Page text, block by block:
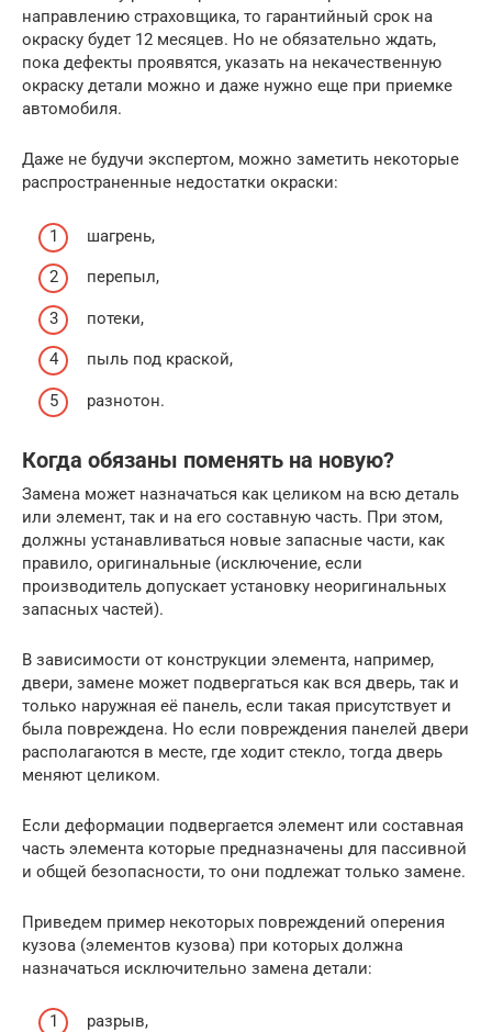
направлению страховщика, то гарантийный срок на
окраску будет 12 месяцев. Но не обязательно ждать,
пока дефекты проявятся, указать на некачественную
окраску детали можно и даже нужно еще при приемке
автомобиля.
Даже не будучи экспертом, можно заметить некоторые
распространенные недостатки окраски:
шагрень,
перепыл,
потеки,
пыль под краской,
разнотон.
Когда обязаны поменять на новую?
Замена может назначаться как целиком на всю деталь
или элемент, так и на его составную часть. При этом,
должны устанавливаться новые запасные части, как
правило, оригинальные (исключение, если
производитель допускает установку неоригинальных
запасных частей).
В зависимости от конструкции элемента, например,
двери, замене может подвергаться как вся дверь, так и
только наружная её панель, если такая присутствует и
была повреждена. Но если повреждения панелей двери
располагаются в месте, где ходит стекло, тогда дверь
меняют целиком.
Если деформации подвергается элемент или составная
часть элемента которые предназначены для пассивной
и общей безопасности, то они подлежат только замене.
Приведем пример некоторых повреждений оперения
кузова (элементов кузова) при которых должна
назначаться исключительно замена детали:
разрыв,